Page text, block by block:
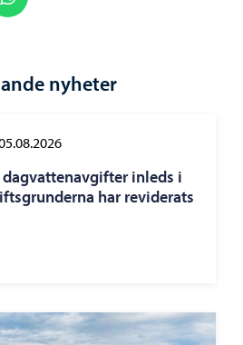
nyheter
inleds i
har reviderats